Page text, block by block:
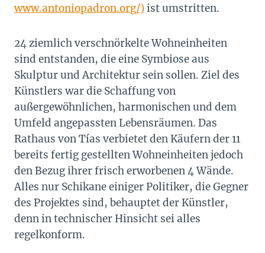
www.antoniopadron.org/)ist umstritten.
24 ziemlich verschnörkelte Wohneinheiten
sind entstanden, die eine Symbiose aus
Skulptur und Architektur sein sollen. Ziel des
Künstlers war die Schaffung von
außergewöhnlichen, harmonischen und dem
Umfeld angepassten Lebensräumen. Das
Rathaus von Tías verbietet den Käufern der 11
bereits fertig gestellten Wohneinheiten jedoch
den Bezug ihrer frisch erworbenen 4 Wände.
Alles nur Schikane einiger Politiker, die Gegner
des Projektes sind, behauptet der Künstler,
denn in technischer Hinsicht sei alles
regelkonform.